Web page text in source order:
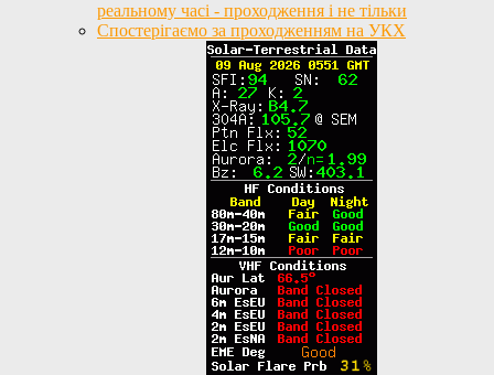
реальному часі - проходження і не тільки
Спостерігаємо за проходженням на УКХ